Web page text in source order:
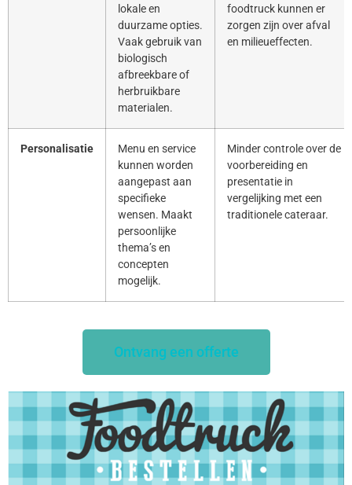
lokale en
duurzame opties.
Vaak gebruik van
biologisch
afbreekbare of
herbruikbare
materialen.
foodtruck kunnen er
zorgen zijn over afval
en milieueffecten.
Personalisatie
Menu en service
kunnen worden
aangepast aan
specifieke
wensen. Maakt
persoonlijke
thema’s en
concepten
mogelijk.
Minder controle over de
voorbereiding en
presentatie in
vergelijking met een
traditionele cateraar.
Ontvang een offerte